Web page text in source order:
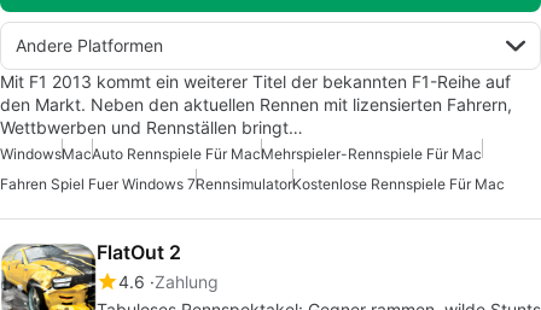
Andere Platformen
Mit F1 2013 kommt ein weiterer Titel der bekannten F1-Reihe auf
den Markt. Neben den aktuellen Rennen mit lizensierten Fahrern,
Wettbwerben und Rennställen bringt…
WindowsMacAuto Rennspiele Für MacMehrspieler-Rennspiele Für Mac
Fahren Spiel Fuer Windows 7RennsimulatorKostenlose Rennspiele Für Mac
FlatOut 2
4.6 Zahlung